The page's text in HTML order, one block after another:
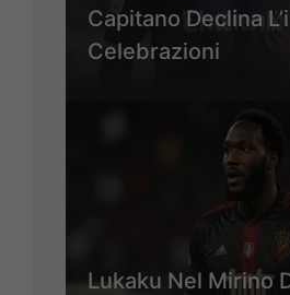
Capitano Declina
Celebrazioni
Lukaku Nel Mirino